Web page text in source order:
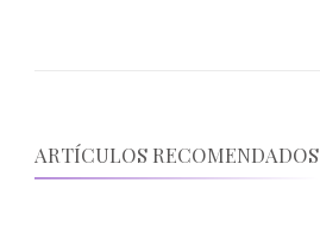
ARTÍCULOS RECOMENDADOS